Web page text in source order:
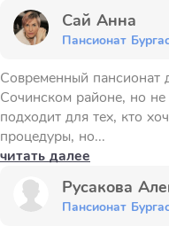
Сай Анна
Пансионат
Современный пансионат
Сочинском районе, но
подходит для тех, кто
процедуры, но...
читать далее
Русакова
Пансионат